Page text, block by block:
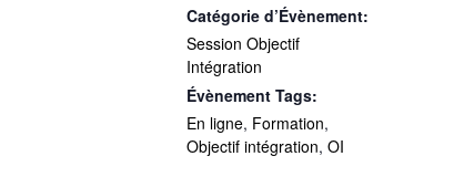
Catégorie d’Évènement:
Session Objectif
Intégration
Évènement Tags:
En ligne, Formation,
Objectif intégration, OI